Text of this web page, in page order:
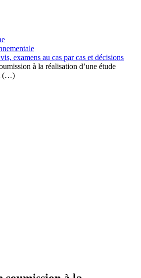
examens au cas par cas et décisions
à la réalisation d’une étude
(…)